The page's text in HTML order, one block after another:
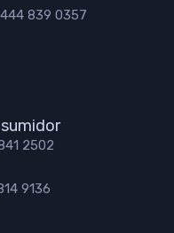
839 0357
2502
9136